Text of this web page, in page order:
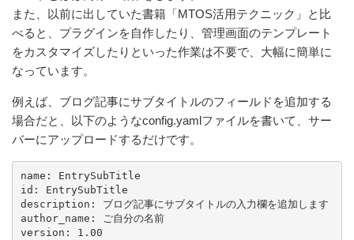
また、以前に出していた書籍「MTOS活用テクニック」と比
べると、プラグインを自作したり、管理画面のテンプレート
をカスタマイズしたりといった作業は不要で、大幅に簡単に
なっています。
例えば、ブログ記事にサブタイトルのフィールドを追加する
場合だと、以下のようなconfig.yamlファイルを書いて、サー
バーにアップロードするだけです。
name: EntrySubTitle
id: EntrySubTitle
description: ブログ記事にサブタイトルの入力欄を追加します
author_name: ご自分の名前
version: 1.00